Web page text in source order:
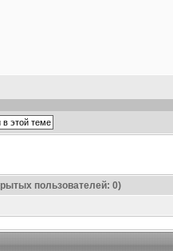
пользователей: 0)